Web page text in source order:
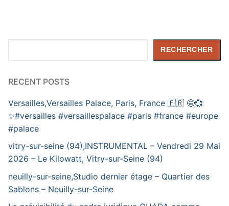
RECHERCHER
RECENT POSTS
Versailles,Versailles Palace, Paris, France 🇫🇷 🤩💞
✨️#versailles #versaillespalace #paris #france #europe
#palace
vitry-sur-seine (94),INSTRUMENTAL – Vendredi 29 Mai
2026 – Le Kilowatt, Vitry-sur-Seine (94)
neuilly-sur-seine,Studio dernier étage – Quartier des
Sablons – Neuilly-sur-Seine